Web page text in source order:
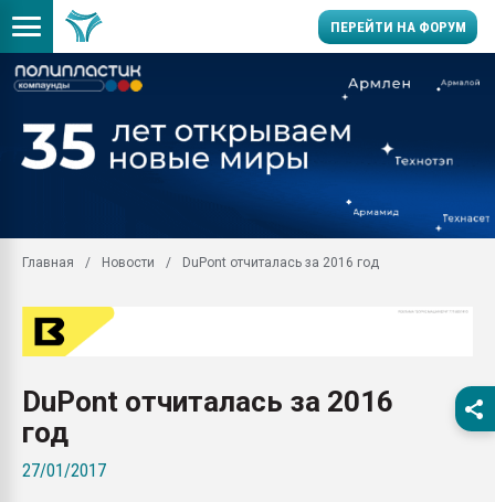
ПЕРЕЙТИ НА ФОРУМ
производство SPC
заводу пластмасс"
Помощь в подборе
Вакуум-формовочные
первый план в
Главная Новости DuPont отчиталась за 2016 год
DuPont отчиталась за 2016
год
27/01/2017